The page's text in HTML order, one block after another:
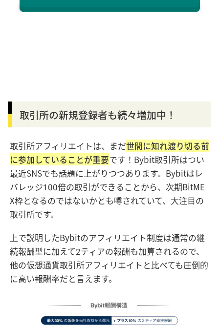
取引所の新規登録者も続々増加中！
取引所アフィリエイトは、まだ世間に知れ渡り切る前
に参加していることが重要です！Bybit取引所はつい
最近SNSでも話題に上がりつつあります。Bybitはレ
バレッジ100倍の取引ができることから、次期BitME
X枠となるのではないかとも噂されていて、大注目の
取引所です。
上で説明したBybitのアフィリエイト制度は通常の継
続報酬型に加えて2ティアの報酬も加算されるので、
他の仮想通貨取引所アフィリエイトと比べても圧倒的
に高い報酬率だと言えます。